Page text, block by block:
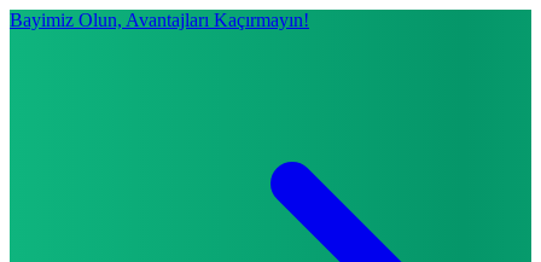
Bayimiz Olun, Avantajları Kaçırmayın!